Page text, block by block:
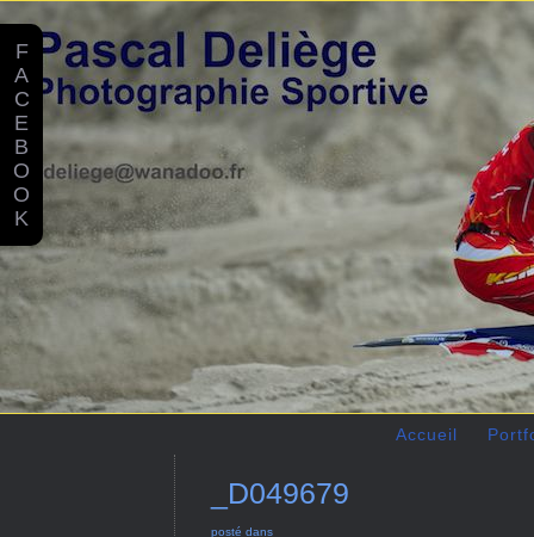
Accueil
_D049679
posté dans
F
A
C
E
B
O
O
K